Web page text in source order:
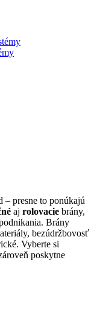
presne to ponúkajú
aj rolovacie brány,
Brány
bezúdržbovosť
Vyberte si
poskytne